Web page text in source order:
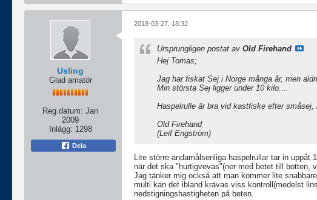
Usling
Glad amatör
Reg.datum: Jan
2009
Inlägg: 1298
Dela
2018-03-27, 18:32
Ursprungligen postat av Old Firehand
Hej Tomas;
Jag har fiskat Sej i Norge många år, men
Min största Sej ligger under 10 kilo....
Haspelrulle är bra vid kastfiske efter
Old Firehand
(Leif Engström)
Lite större ändamålsenliga haspelrullar tar in
när det ska "hurtigvevas"(ner med betet till botten,
Jag tänker mig också att man kommer lite
multi kan det ibland krävas viss kontroll(medelst
nedstigningshastigheten på beten.